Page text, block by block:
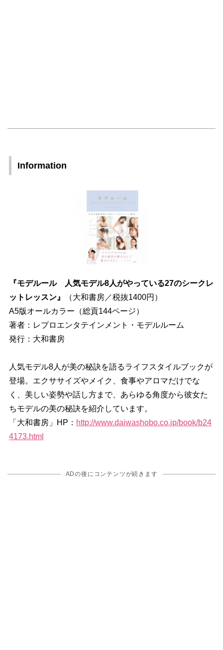
Information
『モデルール 人気モデル8人がやっている27のシークレ
ットレッスン』
（大和書房／税抜1400円）
A5版オールカラー（総貢144ページ）
著者：レプロエンタテインメント・モデルルーム
発行：大和書房
人気モデル8人が美の秘訣を語るライフスタイルブックが
登場。エクササイズやメイク、食事やアロマだけでな
く、美しい姿勢や話し方まで、あらゆる角度から彼女た
ちモデルの美の秘訣を紹介しています。
「大和書房」HP： http://www.daiwashobo.co.jp/book/b24
4173.html
ADの後にコンテンツが続きます